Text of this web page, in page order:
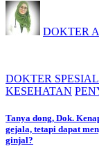
DOKTER
DOKTER
KESEHATAN
Tanya dong, Dok.
gejala, tetapi dapat
ginjal?